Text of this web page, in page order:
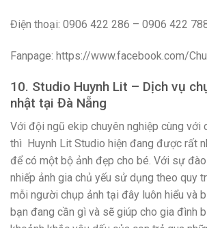
Điện thoại: 0906 422 286 – 0906 422
Fanpage: https://www.facebook.com/
10. Studio Huynh Lit – Dịch vụ
nhật tại Đà Nẵng
Với đội ngũ ekip chuyên nghiệp cùng với
thì Huynh Lit Studio hiện đang được rất
để có một bộ ảnh đẹp cho bé. Với sự
nhiếp ảnh gia chủ yếu sử dụng theo quy
mỗi người chụp ảnh tại đây luôn hiểu và
bạn đang cần gì và sẽ giúp cho gia đình